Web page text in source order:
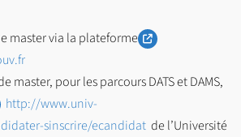
master via la plateforme
master, pour les parcours DATS et DAMS,
http://www.univ-
sinscrire/ecandidat de l’Université